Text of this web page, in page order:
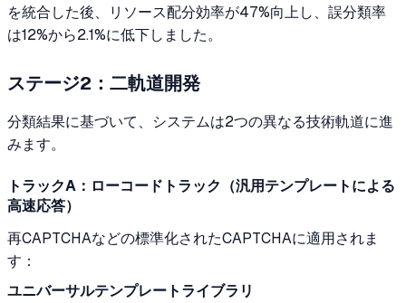
を統合した後、リソース配分効率が47%向上し、誤分類率
は12%から2.1%に低下しました。
ステージ2：二軌道開発
分類結果に基づいて、システムは2つの異なる技術軌道に進
みます。
トラックA：ローコードトラック（汎用テンプレートによる
高速応答）
再CAPTCHAなどの標準化されたCAPTCHAに適用されま
す：
ユニバーサルテンプレートライブラリ